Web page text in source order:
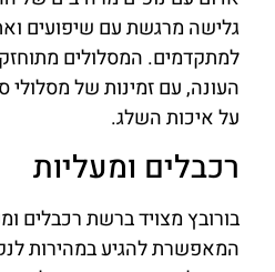
גלישה מרגשת עם שיפועים
למתקדמים. המסלולים
העונה, עם זמינות של
על איכות השלג.
רכבלים ומעליות
בורובץ מצויד ברשת רכבלים
המאפשרת להגיע במהירות